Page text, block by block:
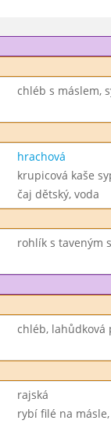
chléb s máslem,
hrachová
krupicová kaše
čaj dětský, voda
rohlík s taveným
chléb, lahůdková
rajská
rybí filé na